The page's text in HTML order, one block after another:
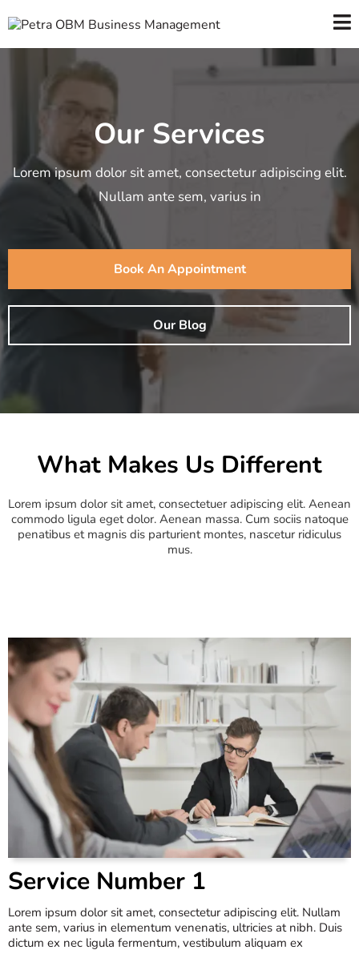
Our Services
Lorem ipsum dolor sit amet, consectetur adipiscing elit.
Nullam ante sem, varius in
Book An Appointment
Our Blog
What Makes Us Different
Lorem ipsum dolor sit amet, consectetuer adipiscing elit. Aenean
commodo ligula eget dolor. Aenean massa. Cum sociis natoque
penatibus et magnis dis parturient montes, nascetur ridiculus
mus.
Service Number 1
Lorem ipsum dolor sit amet, consectetur adipiscing elit. Nullam
ante sem, varius in elementum venenatis, ultricies at nibh. Duis
dictum ex nec ligula fermentum, vestibulum aliquam ex